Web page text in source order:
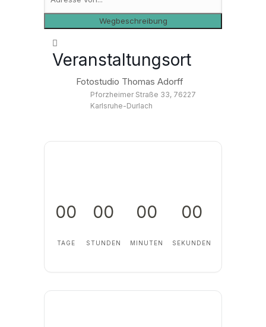
Veranstaltungsort
Fotostudio Thomas Adorff
Pforzheimer Straße 33, 76227
Karlsruhe-Durlach
00
TAGE
00
STUNDEN
00
MINUTEN
00
SEKUNDEN